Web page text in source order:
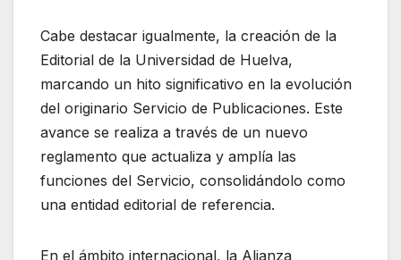
Cabe destacar igualmente, la creación de la
Editorial de la Universidad de Huelva,
marcando un hito significativo en la evolución
del originario Servicio de Publicaciones. Este
avance se realiza a través de un nuevo
reglamento que actualiza y amplía las
funciones del Servicio, consolidándolo como
una entidad editorial de referencia.
En el ámbito internacional, la Alianza